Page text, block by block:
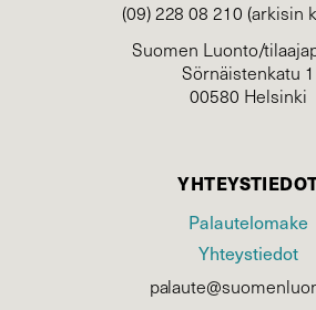
(09) 228 08 210 (arkisin
Suomen Luonto/
Sörnäistenkatu 1
00580 Helsinki
Palautelomake
Yhteystiedot